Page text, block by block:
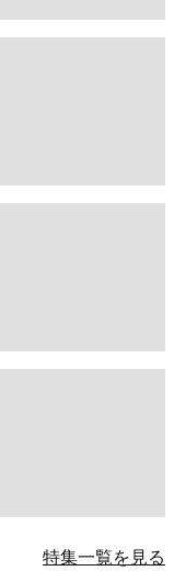
特集一覧を見る